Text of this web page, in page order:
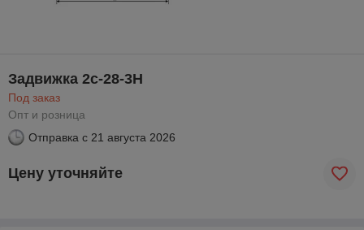
Задвижка 2с-28-3Н
Под заказ
Опт и розница
Отправка с 21 августа 2026
Цену уточняйте